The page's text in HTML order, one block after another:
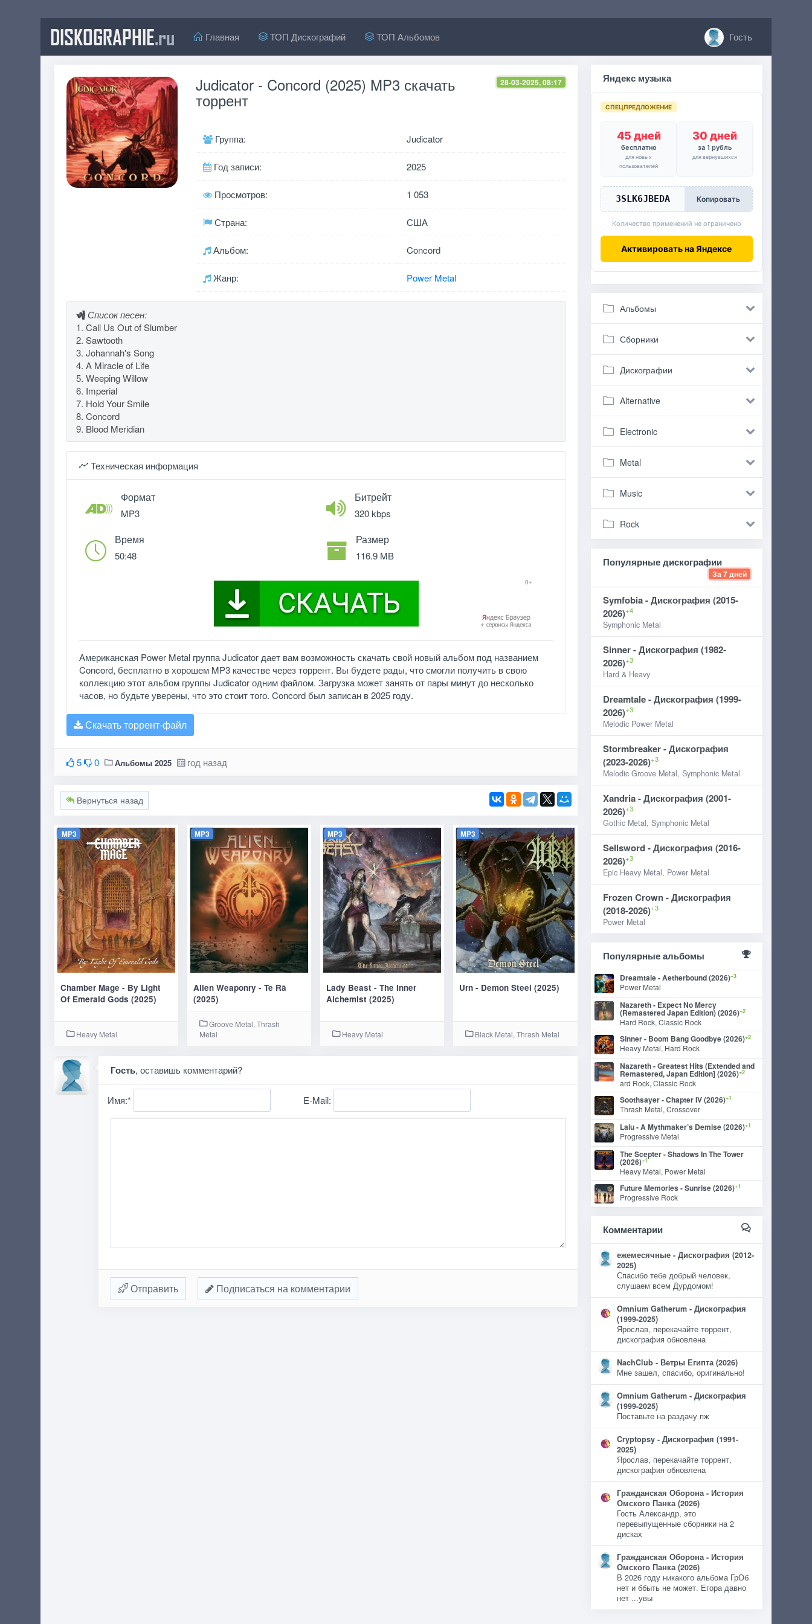
DISKOGRAPHIE.ru Главная ТОП Дискографий ТОП Альбомов Гость
28-03-2025, 08:17
Judicator - Concord (2025) MP3 скачать
торрент
Группа: Judicator
Год записи: 2025
Просмотров: 1 053
Страна: США
Альбом: Concord
Жанр: Power Metal
Список песен:
1. Call Us Out of Slumber
2. Sawtooth
3. Johannah's Song
4. A Miracle of Life
5. Weeping Willow
6. Imperial
7. Hold Your Smile
8. Concord
9. Blood Meridian
Техническая информация
Формат
MP3
Битрейт
320 kbps
Время
50:48
Размер
116.9 MB
Американская Power Metal группа Judicator дает вам возможность скачать свой новый альбом под названием
Concord, бесплатно в хорошем MP3 качестве через торрент. Вы будете рады, что смогли получить в свою
коллекцию этот альбом группы Judicator одним файлом. Загрузка может занять от пары минут до несколько
часов, но будьте уверены, что это стоит того. Concord был записан в 2025 году.
Скачать торрент-файл
5 0 Альбомы 2025 год назад
Вернуться назад
MP3
Chamber Mage - By Light
Of Emerald Gods (2025)
Heavy Metal
MP3
Alien Weaponry - Te Rā
(2025)
Groove Metal, Thrash
Metal
MP3
Lady Beast - The Inner
Alchemist (2025)
Heavy Metal
MP3
Urn - Demon Steel (2025)
Black Metal, Thrash Metal
Гость, оставишь комментарий?
Имя:* E-Mail:
Отправить Подписаться на комментарии
Яндекс музыка
СПЕЦПРЕДЛОЖЕНИЕ
45 дней
бесплатно
для новых
пользователей
30 дней
за 1 рубль
для вернувшихся
3SLK6JBEDA Копировать
Количество применений не ограничено
Активировать на Яндексе
Альбомы
Сборники
Дискографии
Alternative
Electronic
Metal
Music
Rock
Популярные дискографии
За 7 дней
Symfobia - Дискография (2015-
2026)+4
Symphonic Metal
Sinner - Дискография (1982-
2026)+3
Hard & Heavy
Dreamtale - Дискография (1999-
2026)+3
Melodic Power Metal
Stormbreaker - Дискография
(2023-2026)+3
Melodic Groove Metal, Symphonic Metal
Xandria - Дискография (2001-
2026)+3
Gothic Metal, Symphonic Metal
Sellsword - Дискография (2016-
2026)+3
Epic Heavy Metal, Power Metal
Frozen Crown - Дискография
(2018-2026)+3
Power Metal
Популярные альбомы
Dreamtale - Aetherbound (2026)+3
Power Metal
Nazareth - Expect No Mercy
(Remastered Japan Edition) (2026)+2
Hard Rock, Classic Rock
Sinner - Boom Bang Goodbye (2026)+2
Heavy Metal, Hard Rock
Nazareth - Greatest Hits (Extended and
Remastered, Japan Edition] (2026)+2
ard Rock, Classic Rock
Soothsayer - Chapter IV (2026)+1
Thrash Metal, Crossover
Lalu - A Mythmaker’s Demise (2026)+1
Progressive Metal
The Scepter - Shadows In The Tower
(2026)+1
Heavy Metal, Power Metal
Future Memories - Sunrise (2026)+1
Progressive Rock
Комментарии
ежемесячные - Дискография (2012-
2025)
Спасибо тебе добрый человек,
слушаем всем Дурдомом!
Omnium Gatherum - Дискография
(1999-2025)
Ярослав, перекачайте торрент,
дискография обновлена
NachClub - Ветры Египта (2026)
Мне зашел, спасибо, оригинально!
Omnium Gatherum - Дискография
(1999-2025)
Поставьте на раздачу пж
Cryptopsy - Дискография (1991-
2025)
Ярослав, перекачайте торрент,
дискография обновлена
Гражданская Оборона - История
Омского Панка (2026)
Гость Александр, это
перевыпущенные сборники на 2
дисках
Гражданская Оборона - История
Омского Панка (2026)
В 2026 году никакого альбома ГрОб
нет и ббыть не может. Егора давно
нет ...увы